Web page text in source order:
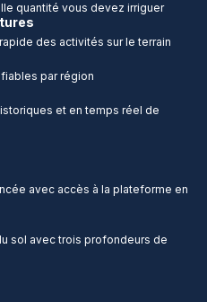
quantité vous devez irriguer
des activités sur le terrain
par région
et en temps réel de
avec accès à la plateforme en
sol avec trois profondeurs de